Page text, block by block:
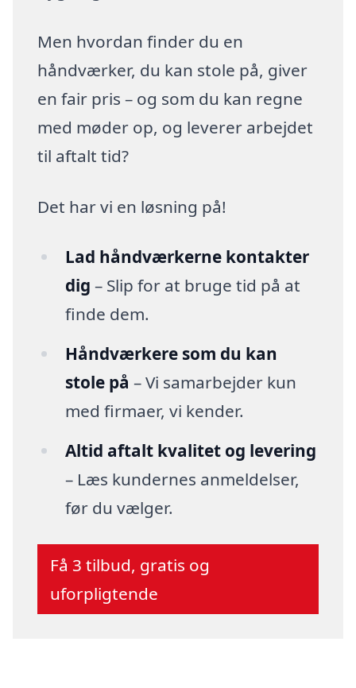
Men hvordan finder du en
håndværker, du kan stole på, giver
en fair pris – og som du kan regne
med møder op, og leverer arbejdet
til aftalt tid?
Det har vi en løsning på!
Lad håndværkerne kontakter
dig – Slip for at bruge tid på at
finde dem.
Håndværkere som du kan
stole på – Vi samarbejder kun
med firmaer, vi kender.
Altid aftalt kvalitet og levering
– Læs kundernes anmeldelser,
før du vælger.
Få 3 tilbud, gratis og
uforpligtende